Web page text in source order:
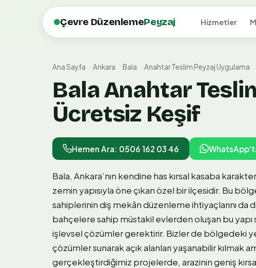
Çevre DüzenlemePeyzaj Hizmetler
Ana Sayfa Ankara Bala Anahtar Teslim Peyzaj Uygulama
Bala Anahtar
Ücretsiz Keşif
Hemen Ara: 0506 162 03 46
Bala, Ankara’nın kendine has kırsal kasaba
zemin yapısıyla öne çıkan özel bir ilçesidir. Bu
sahiplerinin dış mekân düzenleme ihtiyaçlarını
bahçelere sahip müstakil evlerden oluşan bu
işlevsel çözümler gerektirir. Bizler de bölgedeki
çözümler sunarak açık alanları yaşanabilir kılmak
gerçekleştirdiğimiz projelerde, arazinin geniş kırsal